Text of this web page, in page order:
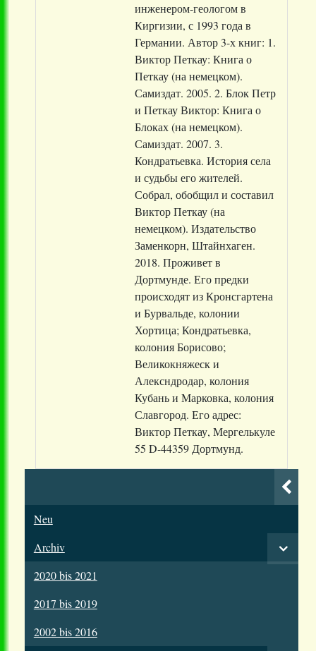
инженером-геологом в
Киргизии, с 1993 года в
Германии. Автор 3-х книг: 1.
Виктор Петкау: Книга о
Петкау (на немецком).
Самиздат. 2005. 2. Блок Петр
и Петкау Виктор: Книга о
Блоках (на немецком).
Самиздат. 2007. 3.
Кондратьевка. История села
и судьбы его жителей.
Собрал, обобщил и составил
Виктор Петкау (на
немецком). Издательство
Заменкорн, Штайнхаген.
2018. Проживет в
Дортмунде. Его предки
происходят из Кронсгартена
и Бурвальде, колонии
Хортица; Кондратьевка,
колония Борисово;
Великокняжеск и
Алексндродар, колония
Кубань и Марковка, колония
Славгород. Его адрес:
Виктор Петкау, Мергелькуле
55 D-44359 Дортмунд.
Neu
Archiv
2020 bis 2021
2017 bis 2019
2002 bis 2016